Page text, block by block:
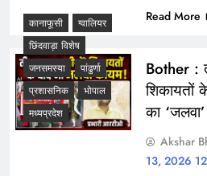
Read More
कानाफूसी
ग्वालियर
छिंदवाड़ा विशेष
जनसमस्या
पांढुर्णा
प्रशासनिक
भोपाल
मध्यप्रदेश
Bother :
शिकायतों
का
Akshar
13, 2026